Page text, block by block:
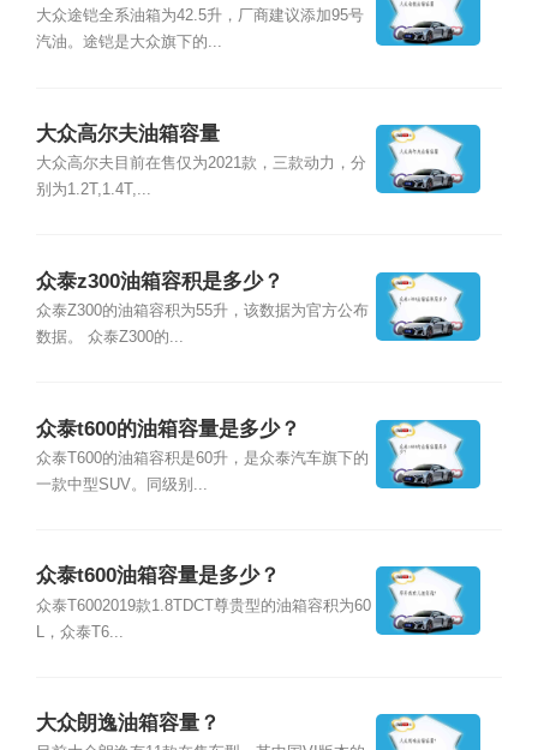
大众途铠全系油箱为42.5升，厂商建议添加95号
汽油。途铠是大众旗下的...
大众高尔夫油箱容量
大众高尔夫目前在售仅为2021款，三款动力，分
别为1.2T,1.4T,...
众泰z300油箱容积是多少？
众泰Z300的油箱容积为55升，该数据为官方公布
数据。 众泰Z300的...
众泰t600的油箱容量是多少？
众泰T600的油箱容积是60升，是众泰汽车旗下的
一款中型SUV。同级别...
众泰t600油箱容量是多少？
众泰T6002019款1.8TDCT尊贵型的油箱容积为60
L，众泰T6...
大众朗逸油箱容量？